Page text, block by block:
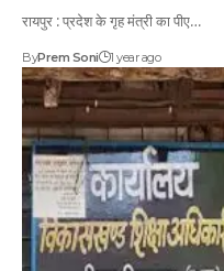
रायपुर : प्रदेश के गृह मंत्री का पीए…
ByPrem Soni 1 year ago